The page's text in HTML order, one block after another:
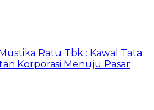
Ratu Tbk : Kawal Tata
Korporasi Menuju Pasar